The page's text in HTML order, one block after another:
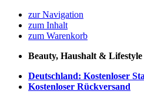
zur Navigation
zum Inhalt
zum Warenkorb
Beauty, Haushalt & Lifestyle
Deutschland: Kostenloser
Kostenloser Rückversand